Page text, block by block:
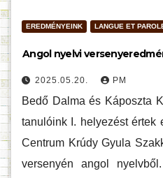
EREDMÉNYEINK LANGUE ET
Angol nyelvi
2025.05.20. PM
Bedő Dalma és Káposzta
tanulóink I. helyezést értek
Centrum Krúdy Gyula
versenyén angol